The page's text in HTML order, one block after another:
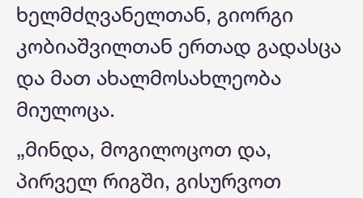
ხელმძღვანელთან, გიორგი
კობიაშვილთან ერთად გადასცა
და მათ ახალმოსახლეობა
მიულოცა.
„მინდა, მოგილოცოთ და,
პირველ რიგში, გისურვოთ